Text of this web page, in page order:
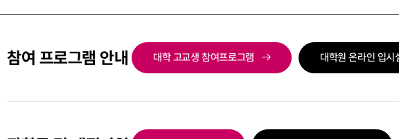
참여 프로그램 안내 대학 고교생 참여프로그램 대학원 온라인 입시